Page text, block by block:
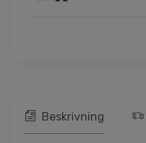
Beskrivning